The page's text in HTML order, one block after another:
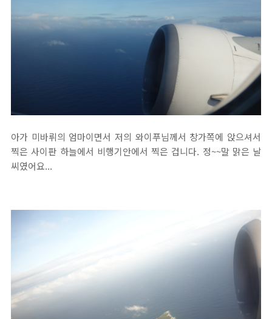
아가 미바뤼의 엄마이면서 저의 와이푸님께서 창가쪽에 앉으셔서
찍은 사이판 하늘에서 비행기안에서 찍은 겁니다. 정~~말 맑은 날
씨였어요...